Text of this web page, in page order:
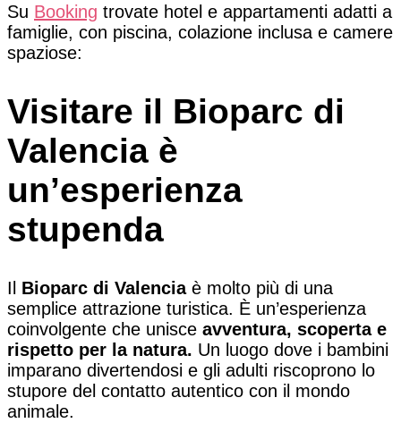
Su Booking trovate hotel e appartamenti adatti a
famiglie, con piscina, colazione inclusa e camere
spaziose:
Visitare il Bioparc di
Valencia è
un’esperienza
stupenda
Il Bioparc di Valenciaè molto più di una
semplice attrazione turistica. È un’esperienza
coinvolgente che unisce avventura, scoperta e
rispetto per la natura. Un luogo dove i bambini
imparano divertendosi e gli adulti riscoprono lo
stupore del contatto autentico con il mondo
animale.